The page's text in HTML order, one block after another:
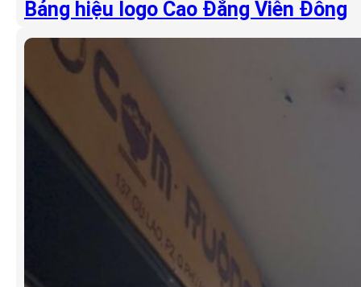
Bảng hiệu logo Cao Đẳng Viễn Đông